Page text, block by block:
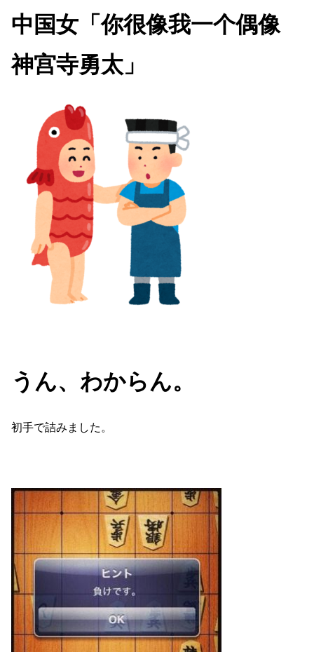
中国女「你很像我一个偶像
神宫寺勇太」
うん、わからん。
初手で詰みました。